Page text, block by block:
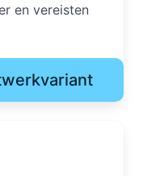
en vereisten